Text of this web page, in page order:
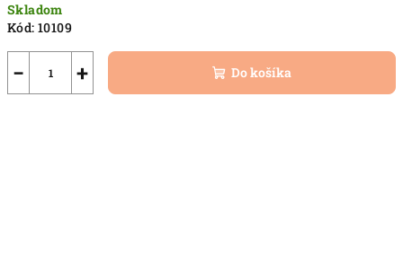
cena:
Skladom
Kód: 10109
+
− Do košíka